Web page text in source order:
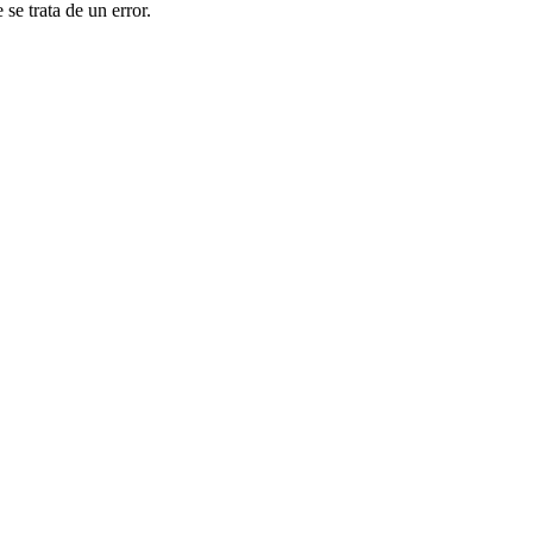
trata de un error.